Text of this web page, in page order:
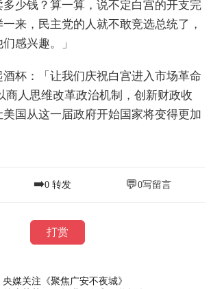
少钱？算一算，说不定白宫的开支完
来，民主党的人就不敢竞选总统了，
感兴趣。」
杯：「让我们庆祝白宫进入市场革命
商人思维改革政治机制，创新财政收
国从这一届政府开始国家将变得更加
➡️0 转发 💬0写留言
打赏
媒关注《聚焦广安不夜城》